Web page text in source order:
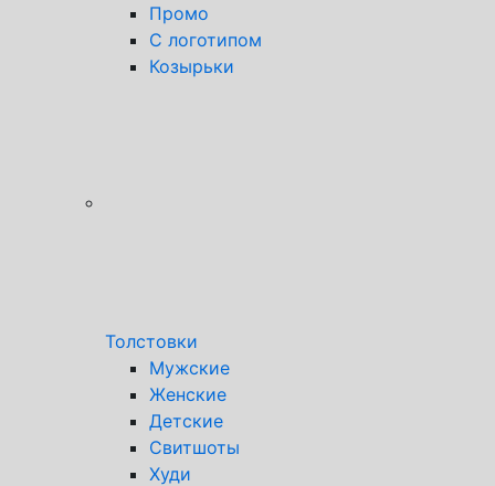
Промо
С логотипом
Козырьки
Толстовки
Мужские
Женские
Детские
Свитшоты
Худи